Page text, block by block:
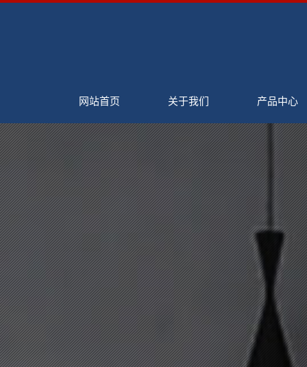
网站首页 关于我们 产品中心